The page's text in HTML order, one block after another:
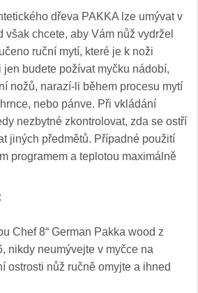
dřeva PAKKA lze umývat v
však chcete, aby Vám nůž vydržel
ruční mytí, které je k noži
budete požívat myčku nádobí,
nožů, narazí-li během procesu mytí
nebo pánve. Při vkládání
nezbytné zkontrolovat, zda se ostří
jiných předmětů. Případné použití
programem a teplotou maximálně
Chef 8“ German Pakka wood z
nikdy neumývejte v myčce na
ostrosti nůž ručně omyjte a ihned